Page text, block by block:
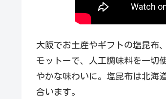
大阪でお土産やギフトの塩昆布
モットーで、人工調味料を一切
やかな味わいに。塩昆布は北海
合います。